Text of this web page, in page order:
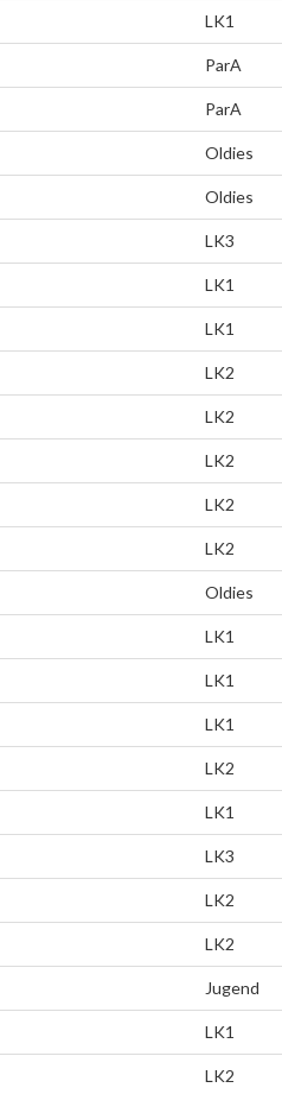
LK1
ParA
ParA
Oldies
Oldies
LK3
LK1
LK1
LK2
LK2
LK2
LK2
LK2
Oldies
LK1
LK1
LK1
LK2
LK1
LK3
LK2
LK2
Jugend
LK1
LK2